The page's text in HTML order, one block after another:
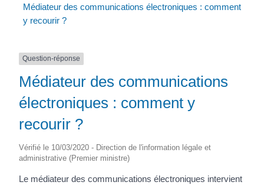
Médiateur des communications électroniques : comment
y recourir ?
Question-réponse
Médiateur des communications
électroniques : comment y
recourir ?
Vérifié le 10/03/2020 - Direction de l'information légale et
administrative (Premier ministre)
Le médiateur des communications électroniques intervient